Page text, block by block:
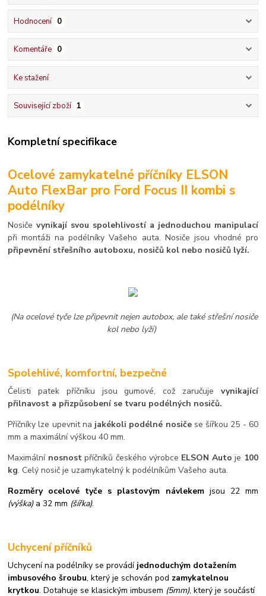
Hodnocení 0
Komentáře 0
Ke stažení
Související zboží 1
Kompletní specifikace
Ocelové zamykatelné příčníky ELSON
Auto FlexBar pro Ford Focus II kombi s
podélníky
Nosičevynikají svou spolehlivostí a jednoduchou manipulací
při montáži na podélníky Vašeho auta. Nosiče jsou vhodné pro
připevnění střešního autoboxu, nosičů kol nebo nosičů lyží.
(Na ocelové tyče lze připevnit nejen autobox, ale také střešní nosiče
kol nebo lyží)
Spolehlivé, komfortní, bezpečné
Čelisti patek příčníku jsou gumové, což zaručuje vynikající
přilnavost a přizpůsobení se tvaru podélných nosičů.
Příčníky lze upevnit na jakékoli podélné nosičese šířkou 25 - 60
mm a maximální výškou 40 mm.
Maximální nosnostpříčníků českého výrobce ELSON Autoje 100
kg. Celý nosič je uzamykatelný k podélníkům Vašeho auta.
Rozměry ocelové tyče s plastovým návlekemjsou 22 mm
(výška)a 32 mm (šířka).
Uchycení příčníků
Uchycení na podélníky se provádí jednoduchým dotažením
imbusového šroubu, který je schován pod zamykatelnou
krytkou. Dotahuje se klasickým imbusem (5mm), který je součástí